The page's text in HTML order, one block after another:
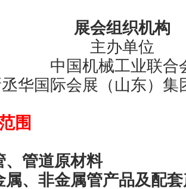
展会组织机构
主办单位
中国机械工业联合
华国际会展（山东）集
围
、管道原材料
、非金属管产品及配套